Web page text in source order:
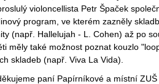
violoncellista Petr Špaček
program, ve kterém zazněly
(např. Hallelujah - L. Cohen) až po
měly také možnost poznat kouzlo
skladeb (např. Viva La Vida).
paní Papírníkové a místní ZUŠ